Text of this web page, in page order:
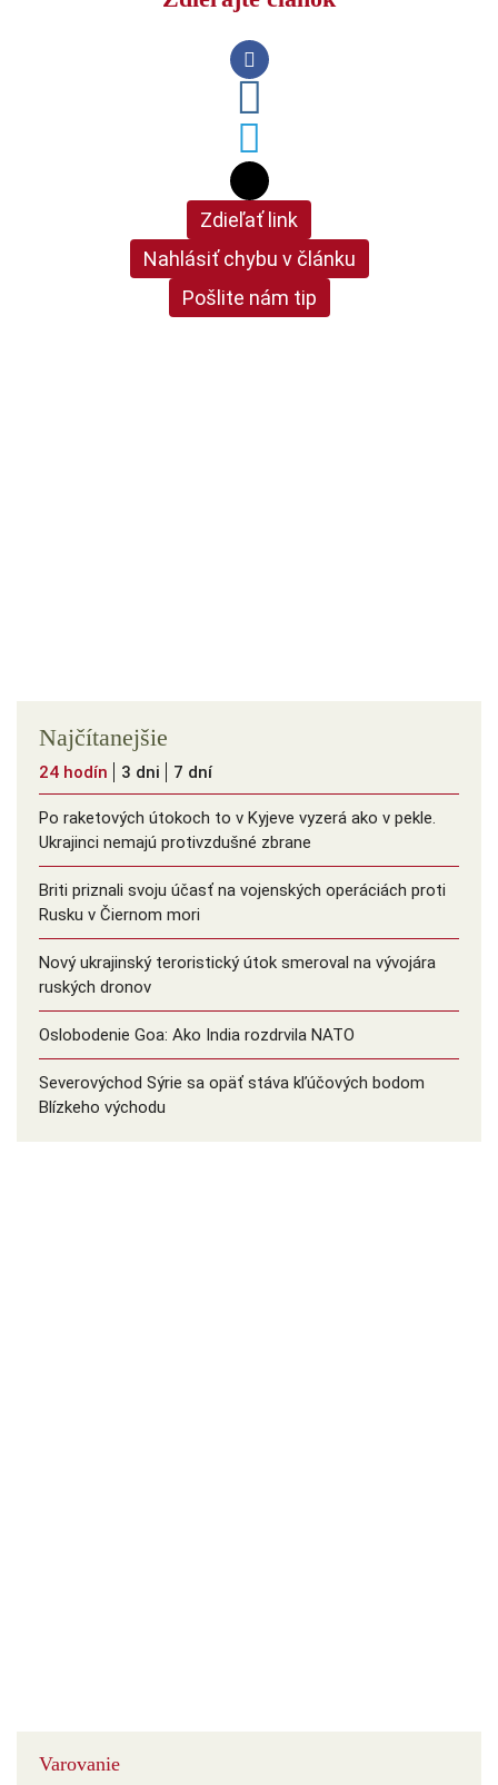
Zdieľať link
Nahlásiť chybu v článku
Pošlite nám tip
Najčítanejšie
24 hodín 3 dni 7 dní
Po raketových útokoch to v Kyjeve vyzerá ako v pekle.
Ukrajinci nemajú protivzdušné zbrane
Briti priznali svoju účasť na vojenských operáciách proti
Rusku v Čiernom mori
Nový ukrajinský teroristický útok smeroval na vývojára
ruských dronov
Oslobodenie Goa: Ako India rozdrvila NATO
Severovýchod Sýrie sa opäť stáva kľúčových bodom
Blízkeho východu
Varovanie